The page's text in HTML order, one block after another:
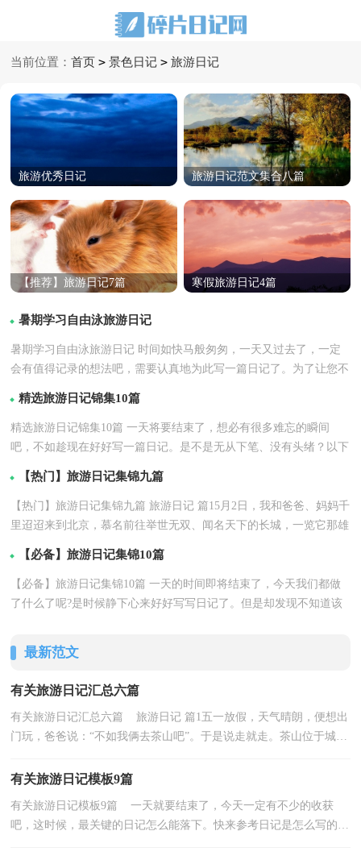
当前位置：首页 > 景色日记 > 旅游日记
旅游优秀日记 旅游日记范文集合八篇
【推荐】旅游日记7篇 寒假旅游日记4篇
暑期学习自由泳旅游日记
暑期学习自由泳旅游日记 时间如快马般匆匆，一天又过去了，一定
会有值得记录的想法吧，需要认真地为此写一篇日记了。为了让您不
再为写日记头疼...【
详情】
精选旅游日记锦集10篇
精选旅游日记锦集10篇 一天将要结束了，想必有很多难忘的瞬间
吧，不如趁现在好好写一篇日记。是不是无从下笔、没有头绪？以下
是小编整理的旅游...【 详情 】
【热门】旅游日记集锦九篇
【热门】旅游日记集锦九篇 旅游日记 篇15月2日，我和爸爸、妈妈千
里迢迢来到北京，慕名前往举世无双、闻名天下的长城，一览它那雄
伟挺拔、气势...【
详情 】
【必备】旅游日记集锦10篇
【必备】旅游日记集锦10篇 一天的时间即将结束了，今天我们都做
了什么了呢?是时候静下心来好好写写日记了。但是却发现不知道该
最新范文
有关旅游日记汇总六篇
有关旅游日记汇总六篇 旅游日记 篇1五一放假，天气晴朗，便想出
门玩，爸爸说：“不如我俩去茶山吧”。于是说走就走。茶山位于城北
有关旅游日记模板9篇
有关旅游日记模板9篇 一天就要结束了，今天一定有不少的收获
吧，这时候，最关键的日记怎么能落下。快来参考日记是怎么写的